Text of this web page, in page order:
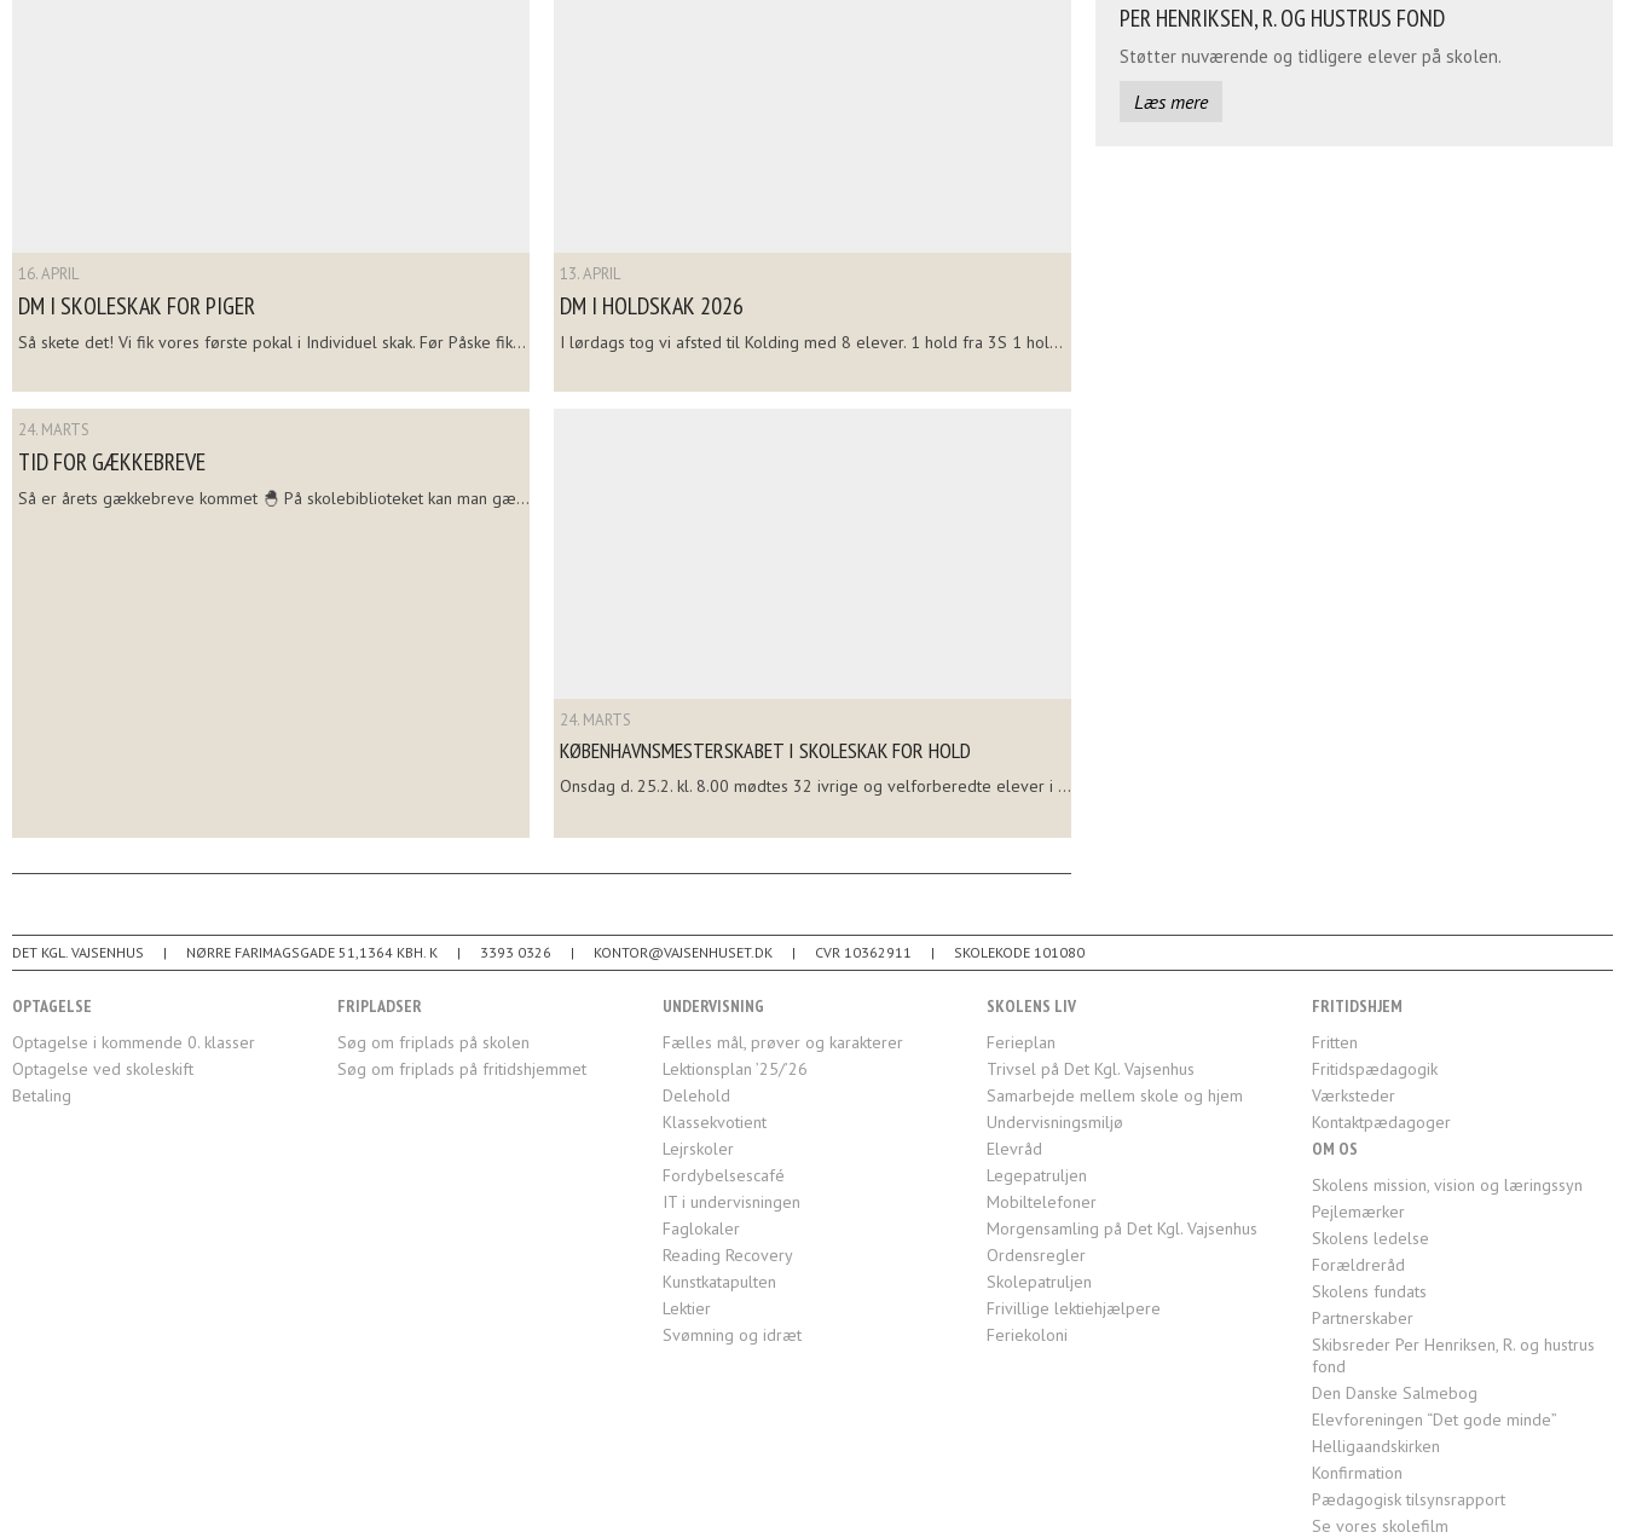
16. APRIL
DM I SKOLESKAK FOR PIGER
Så skete det! Vi fik vores første pokal i Individuel skak. Før Påske fik...
13. APRIL
DM I HOLDSKAK 2026
I lørdags tog vi afsted til Kolding med 8 elever. 1 hold fra 3S 1 hol...
24. MARTS
TID FOR GÆKKEBREVE
Så er årets gækkebreve kommet 🐣 På skolebiblioteket kan man gæ...
24. MARTS
KØBENHAVNSMESTERSKABET I SKOLESKAK FOR HOLD
Onsdag d. 25.2. kl. 8.00 mødtes 32 ivrige og velforberedte elever i ...
PER HENRIKSEN, R. OG HUSTRUS FOND
Støtter nuværende og tidligere elever på skolen.
Læs mere
DET KGL. VAJSENHUS NØRRE FARIMAGSGADE 51 1364 KBH. K 3393 0326 KONTOR@VAJSENHUSET.DK CVR 10362911 SKOLEKODE 101080
OPTAGELSE
Optagelse i kommende 0. klasser
Optagelse ved skoleskift
Betaling
FRIPLADSER
Søg om friplads på skolen
Søg om friplads på fritidshjemmet
UNDERVISNING
Fælles mål, prøver og karakterer
Lektionsplan ’25/’26
Delehold
Klassekvotient
Lejrskoler
Fordybelsescafé
IT i undervisningen
Faglokaler
Reading Recovery
Kunstkatapulten
Lektier
Svømning og idræt
SKOLENS LIV
Ferieplan
Trivsel på Det Kgl. Vajsenhus
Samarbejde mellem skole og hjem
Undervisningsmiljø
Elevråd
Legepatruljen
Mobiltelefoner
Morgensamling på Det Kgl. Vajsenhus
Ordensregler
Skolepatruljen
Frivillige lektiehjælpere
Feriekoloni
FRITIDSHJEM
Fritten
Fritidspædagogik
Værksteder
Kontaktpædagoger
OM OS
Skolens mission, vision og læringssyn
Pejlemærker
Skolens ledelse
Forældreråd
Skolens fundats
Partnerskaber
Skibsreder Per Henriksen, R. og hustrus
fond
Den Danske Salmebog
Elevforeningen “Det gode minde”
Helligaandskirken
Konfirmation
Pædagogisk tilsynsrapport
Se vores skolefilm